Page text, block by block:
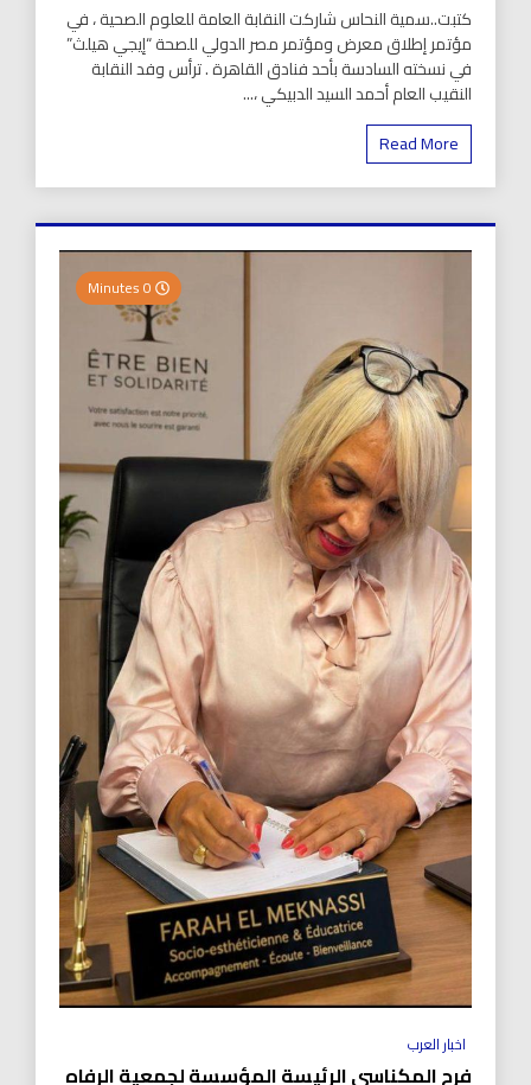
كتبت..سمية النحاس شاركت النقابة العامة للعلوم الصحية ، في
مؤتمر إطلاق معرض ومؤتمر مصر الدولي للصحة “إيجي هيلث”
في نسخته السادسة بأحد فنادق القاهرة . ترأس وفد النقابة
النقيب العام أحمد السيد الدبيكي ،...
Read More
اخبار العرب
فرح المكناسي الرئيسة المؤسسة لجمعية الرفاه